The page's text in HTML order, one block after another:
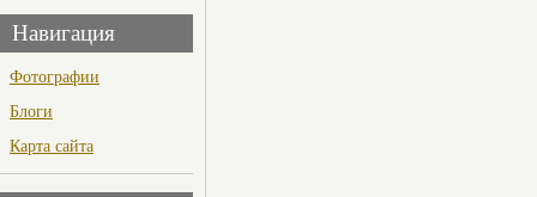
Навигация
Фотографии
Блоги
Карта сайта